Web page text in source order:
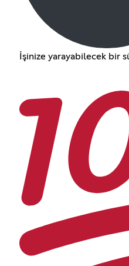
İşinize yarayabilecek bir